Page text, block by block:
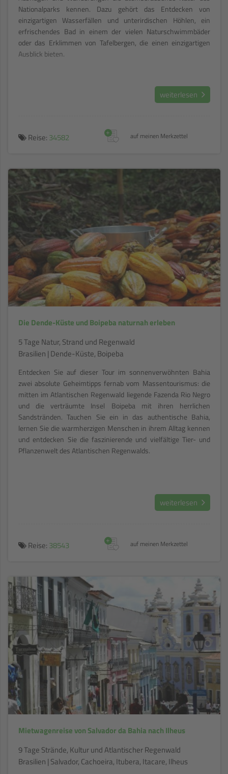
Nationalparks kennen. Dazu gehört das Entdecken von
einzigartigen Wasserfällen und unterirdischen Höhlen, ein
erfrischendes Bad in einem der vielen Naturschwimmbäder
oder das Erklimmen von Tafelbergen, die einen einzigartigen
Ausblick bieten.
weiterlesen
Reise: 34582 auf meinen Merkzettel
+
Die Dende-Küste und Boipeba naturnah erleben
5 Tage Natur, Strand und Regenwald
Brasilien | Dende-Küste, Boipeba
Entdecken Sie auf dieser Tour im sonnenverwöhnten Bahia
zwei absolute Geheimtipps fernab vom Massentourismus: die
mitten im Atlantischen Regenwald liegende Fazenda Rio Negro
und die verträumte Insel Boipeba mit ihren herrlichen
Sandstränden. Tauchen Sie ein in das authentische Bahia,
lernen Sie die warmherzigen Menschen in ihrem Alltag kennen
und entdecken Sie die faszinierende und vielfältige Tier- und
Pflanzenwelt des Atlantischen Regenwalds.
weiterlesen
Reise: 38543 auf meinen Merkzettel
+
Mietwagenreise von Salvador da Bahia nach Ilheus
9 Tage Strände, Kultur und Atlantischer Regenwald
Brasilien | Salvador, Cachoeira, Itubera, Itacare, Ilheus